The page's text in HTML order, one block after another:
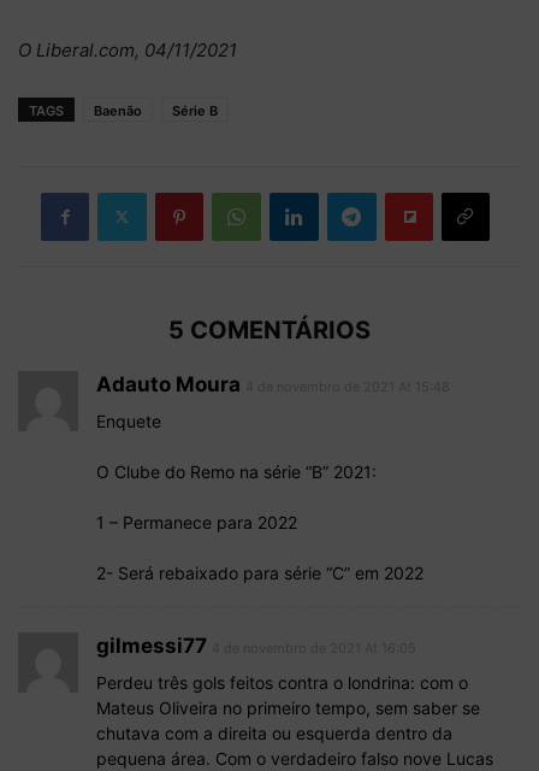
O Liberal.com, 04/11/2021
TAGS Baenão Série B
5 COMENTÁRIOS
Adauto Moura
Enquete
O Clube do Remo na série “B” 2021:
1 – Permanece para 2022
2- Será rebaixado para série “C” em 2022
gilmessi77
Perdeu três gols feitos contra o londrina: com o
Mateus Oliveira no primeiro tempo, sem saber se
chutava com a direita ou esquerda dentro da
pequena área. Com o verdadeiro falso nove Lucas